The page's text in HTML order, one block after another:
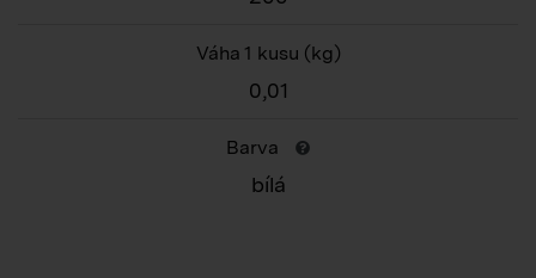
Váha 1 kusu (kg)
0,01
Barva
bílá